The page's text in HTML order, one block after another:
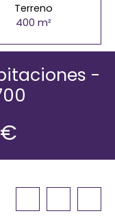
Terreno
400m²
-
€